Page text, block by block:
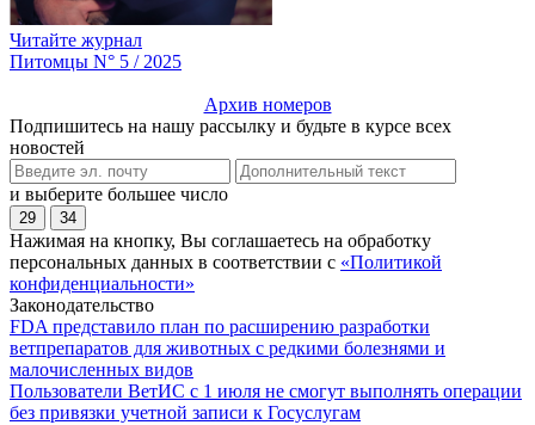
Читайте журнал
Питомцы N° 5 / 2025
Архив номеров
Подпишитесь на нашу рассылку и будьте в курсе всех
новостей
и выберите большее число
29 34
Нажимая на кнопку, Вы соглашаетесь на обработку
персональных данных в соответствии с «Политикой
конфиденциальности»
Законодательство
FDA представило план по расширению разработки
ветпрепаратов для животных с редкими болезнями и
малочисленных видов
Пользователи ВетИС с 1 июля не смогут выполнять операции
без привязки учетной записи к Госуслугам